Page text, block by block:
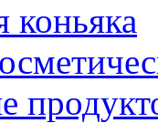
коньяка